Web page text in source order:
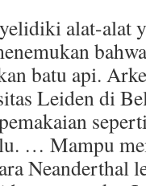
alat-alat
batu api.
Leiden di
… Mampu
Neanderthal